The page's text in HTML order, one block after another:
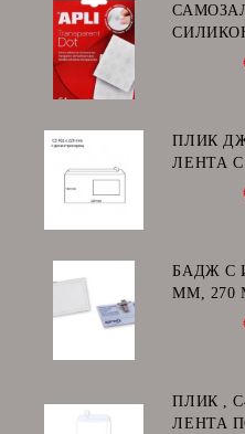
ПЛИК
ЛЕНТА
БАДЖ С
ММ, 270
ПЛИК ,
ЛЕНТА